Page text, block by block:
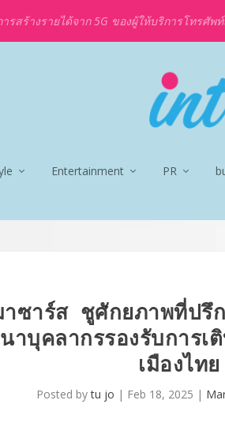
รสร้างรายได้จาก 5G ของผู้ให้บริการโทรศัพท์
Entertainment PR
ซาร์ส ชูศักยภาพที่ปรึ
บุคลากรรองรับการเ
เมืองไทย
Posted bytu jo | Feb 18, 2025 |